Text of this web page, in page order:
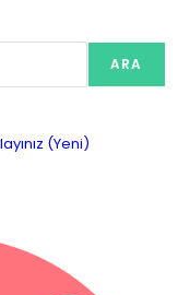
ARA
(Yeni)